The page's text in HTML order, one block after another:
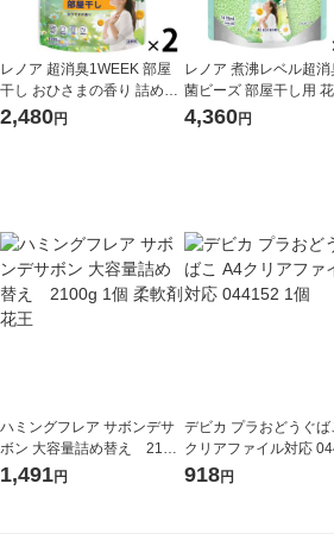
レノア 超消臭1WEEK 部屋
干し おひさまの香り 詰め替
え 超特大 1380mL 1セット
（1個×2） 柔軟剤 P＆G
2,480円
レノア 煮沸レベル超消
菌ビーズ 部屋干し用 花
ひさまの香り 詰め替え
大 1410mL 1セット（1
4,360円
ハミングフレア サボンデサ
ボン 大容量詰め替え 2100
g 1個 柔軟剤 花王
1,491円
デビカ プラおどうぐば
クリアファイル対応
1個
918円